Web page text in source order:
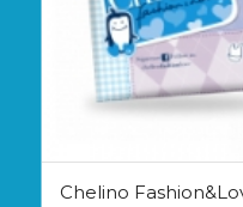
Chelino